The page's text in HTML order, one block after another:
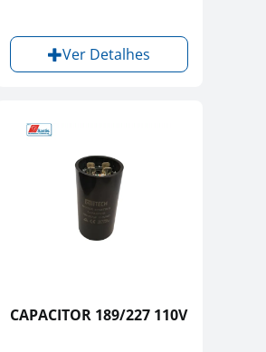
Ver Detalhes
CAPACITOR 189/227 110V